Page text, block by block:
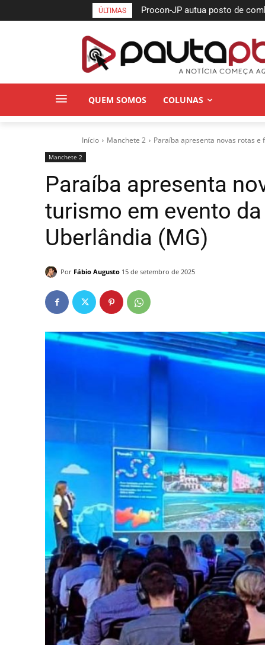
ÚLTIMAS
Procon-JP autua posto de
Semifinais da Taça das
QUEM SOMOS COLUNAS
Início Manchete 2 Paraíba apresenta novas rotas e
Manchete 2
Paraíba apresenta
turismo em evento
Uberlândia (MG)
Por Fábio Augusto 15 de setembro de 2025